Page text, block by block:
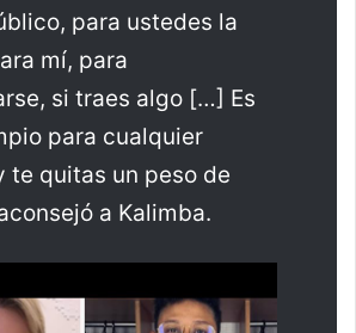
para ustedes la
mí, para
si traes algo […] Es
para cualquier
te quitas un peso de
a Kalimba.